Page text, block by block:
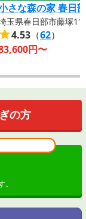
さな森の家 春日
玉県春日部市藤塚
4.53 （62）
円〜
の方